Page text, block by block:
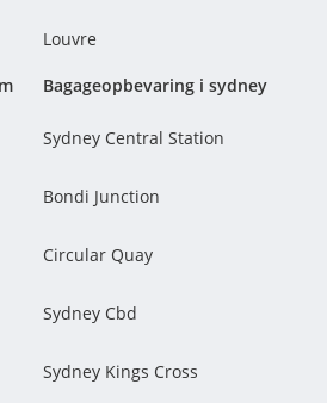
Louvre
Bagageopbevaring i sydney
Sydney Central Station
Bondi Junction
Circular Quay
Sydney Cbd
Sydney Kings Cross